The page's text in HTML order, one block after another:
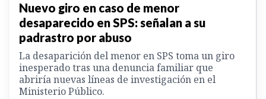
Nuevo giro en caso de menor
desaparecido en SPS: señalan a su
padrastro por abuso
La desaparición del menor en SPS toma un giro
inesperado tras una denuncia familiar que
abriría nuevas líneas de investigación en el
Ministerio Público.